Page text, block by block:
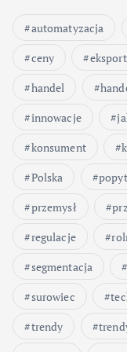
automatyzacja
ceny
eksport
handel
innowacje
konsument
Polska
popyt
przemysł
regulacje
segmentacja
surowiec
trendy